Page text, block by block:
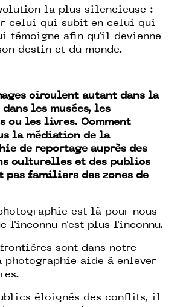
la plus silencieuse :
celui qui subit en celui qui
témoigne afin qu'il devienne
destin et du monde.
circulent autant dans la
dans les musées, les
ou les livres. Comment
la médiation de la
de reportage auprès des
culturelles et des publics
pas familiers des zones de
est là pour nous
l'inconnu n'est plus l'inconnu.
sont dans notre
photographie aide à enlever
éloignés des conflits, il